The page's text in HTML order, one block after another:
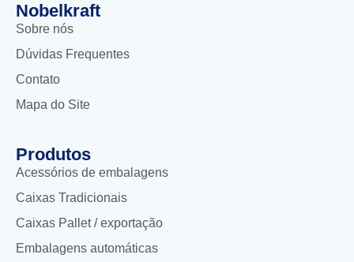
Nobelkraft
Sobre nós
Dúvidas Frequentes
Contato
Mapa do Site
Produtos
Acessórios de embalagens
Caixas Tradicionais
Caixas Pallet / exportação
Embalagens automáticas